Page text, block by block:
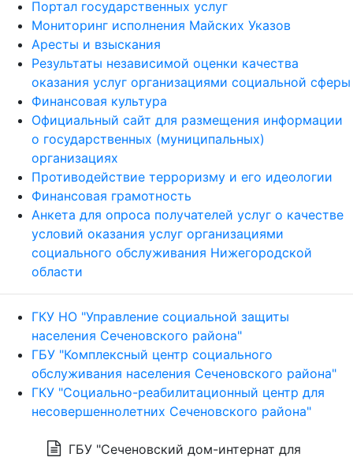
Портал государственных услуг
Мониторинг исполнения Майских Указов
Аресты и взыскания
Результаты независимой оценки качества
оказания услуг организациями социальной сферы
Финансовая культура
Официальный сайт для размещения информации
о государственных (муниципальных)
организациях
Противодействие терроризму и его идеологии
Финансовая грамотность
Анкета для опроса получателей услуг о качестве
условий оказания услуг организациями
социального обслуживания Нижегородской
области
ГКУ НО "Управление социальной защиты
населения Сеченовского района"
ГБУ "Комплексный центр социального
обслуживания населения Сеченовского района"
ГКУ "Социально-реабилитационный центр для
несовершеннолетних Сеченовского района"
ГБУ "Сеченовский дом-интернат для